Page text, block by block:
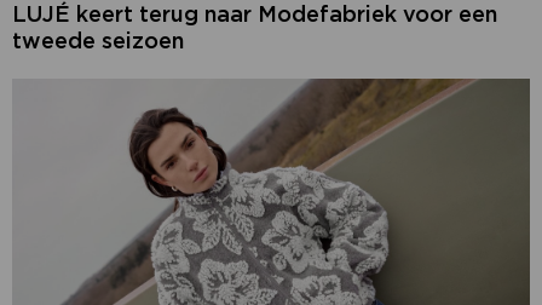
LUJÉ keert terug naar Modefabriek voor een
tweede seizoen